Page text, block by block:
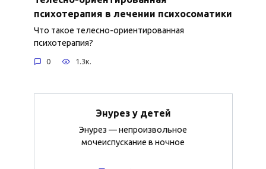
психотерапия в лечении психосоматики
Что такое телесно-ориентированная
психотерапия?
0 1.3к.
Энурез у детей
Энурез — непроизвольное
мочеиспускание в ночное